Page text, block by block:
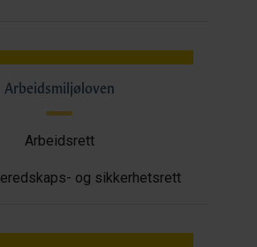
Arbeidsmiljøloven
Arbeidsrett
og sikkerhetsrett